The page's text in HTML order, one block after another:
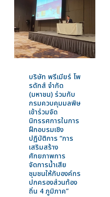
บริษัท พรีเมียร์ โพ
รดักส์ จำกัด
(มหาชน) ร่วมกับ
กรมควบคุมมลพิษ
เข้าร่วมจัด
นิทรรศการในการ
ฝึกอบรมเชิง
ปฏิบัติการ “การ
เสริมสร้าง
ศักยภาพการ
จัดการน้ำเสีย
ชุมชนให้กับองค์กร
ปกครองส่วนท้อง
ถิ่น 4 ภูมิภาค”